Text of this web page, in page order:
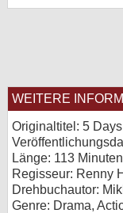
WEITERE
Originaltitel: 5
Länge: 113 Minuten
Regisseur: Renny
Drehbuchautor:
Genre: Drama,